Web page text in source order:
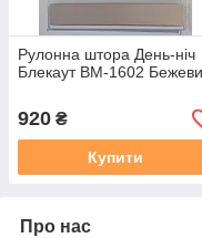
Рулонна штора День-ніч
Блекаут ВМ-1602
920 ₴
Купити
Про нас